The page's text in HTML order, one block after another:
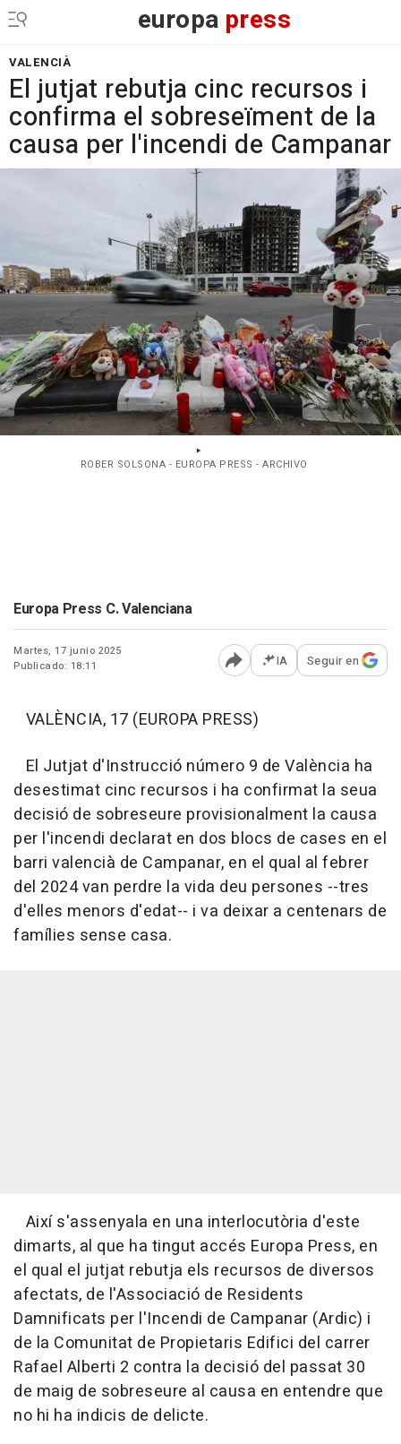
europa press
VALENCIÀ
El jutjat rebutja cinc recursos i
confirma el sobreseïment de la
causa per l'incendi de Campanar
ROBER SOLSONA - EUROPA PRESS - ARCHIVO
Europa Press C. Valenciana
Martes, 17 junio 2025
Publicado: 18:11
Abrir opciones para
IA Seguir en
VALÈNCIA, 17 (EUROPA PRESS)
El Jutjat d'Instrucció número 9 de València ha
desestimat cinc recursos i ha confirmat la seua
decisió de sobreseure provisionalment la causa
per l'incendi declarat en dos blocs de cases en el
barri valencià de Campanar, en el qual al febrer
del 2024 van perdre la vida deu persones --tres
d'elles menors d'edat-- i va deixar a centenars de
famílies sense casa.
Així s'assenyala en una interlocutòria d'este
dimarts, al que ha tingut accés Europa Press, en
el qual el jutjat rebutja els recursos de diversos
afectats, de l'Associació de Residents
Damnificats per l'Incendi de Campanar (Ardic) i
de la Comunitat de Propietaris Edifici del carrer
Rafael Alberti 2 contra la decisió del passat 30
de maig de sobreseure al causa en entendre que
no hi ha indicis de delicte.